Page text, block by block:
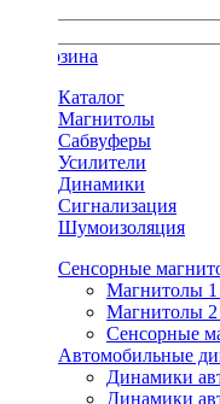
Каталог
Магнитолы
Сабвуферы
Усилители
Динамики
Сигнализация
Шумоизоляция
Сенсорные
Магнитолы
Магнитолы
Сенсорные
Автомобильные
Динамики
Динамики